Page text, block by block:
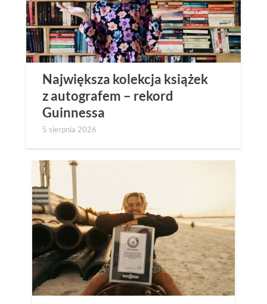
Największa kolekcja książek
z autografem – rekord
Guinnessa
5 sierpnia 2026